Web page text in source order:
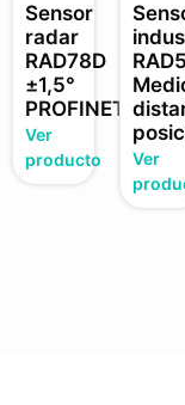
Sensor
radar
RAD78D
±1,5°
PROFINET
Ver
producto
Ver